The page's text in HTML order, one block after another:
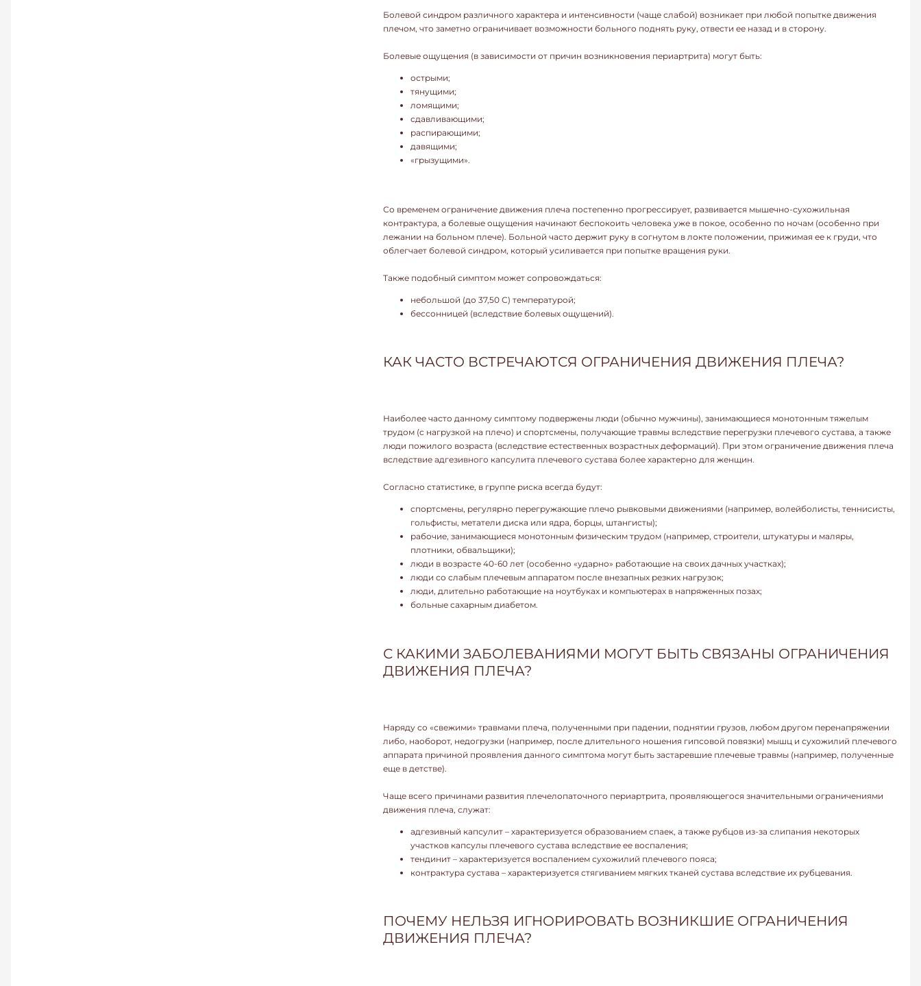
Болевой синдром различного характера и интенсивности (чаще слабой) возникает при любой попытке движения
плечом, что заметно ограничивает возможности больного поднять руку, отвести ее назад и в сторону.
Болевые ощущения (в зависимости от причин возникновения периартрита) могут быть:
острыми;
тянущими;
ломящими;
сдавливающими;
распирающими;
давящими;
«грызущими».
Со временем ограничение движения плеча постепенно прогрессирует, развивается мышечно-сухожильная
контрактура, а болевые ощущения начинают беспокоить человека уже в покое, особенно по ночам (особенно при
лежании на больном плече). Больной часто держит руку в согнутом в локте положении, прижимая ее к груди, что
облегчает болевой синдром, который усиливается при попытке вращения руки.
Также подобный симптом может сопровождаться:
небольшой (до 37,50 С) температурой;
бессонницей (вследствие болевых ощущений).
КАК ЧАСТО ВСТРЕЧАЮТСЯ ОГРАНИЧЕНИЯ ДВИЖЕНИЯ ПЛЕЧА?
Наиболее часто данному симптому подвержены люди (обычно мужчины), занимающиеся монотонным тяжелым
трудом (с нагрузкой на плечо) и спортсмены, получающие травмы вследствие перегрузки плечевого сустава, а также
люди пожилого возраста (вследствие естественных возрастных деформаций). При этом ограничение движения плеча
вследствие адгезивного капсулита плечевого сустава более характерно для женщин.
Согласно статистике, в группе риска всегда будут:
спортсмены, регулярно перегружающие плечо рывковыми движениями (например, волейболисты, теннисисты,
гольфисты, метатели диска или ядра, борцы, штангисты);
рабочие, занимающиеся монотонным физическим трудом (например, строители, штукатуры и маляры,
плотники, обвальщики);
люди в возрасте 40-60 лет (особенно «ударно» работающие на своих дачных участках);
люди со слабым плечевым аппаратом после внезапных резких нагрузок;
люди, длительно работающие на ноутбуках и компьютерах в напряженных позах;
больные сахарным диабетом.
С КАКИМИ ЗАБОЛЕВАНИЯМИ МОГУТ БЫТЬ СВЯЗАНЫ ОГРАНИЧЕНИЯ
ДВИЖЕНИЯ ПЛЕЧА?
Наряду со «свежими» травмами плеча, полученными при падении, поднятии грузов, любом другом перенапряжении
либо, наоборот, недогрузки (например, после длительного ношения гипсовой повязки) мышц и сухожилий плечевого
аппарата причиной проявления данного симптома могут быть застаревшие плечевые травмы (например, полученные
еще в детстве).
Чаще всего причинами развития плечелопаточного периартрита, проявляющегося значительными ограничениями
движения плеча, служат:
адгезивный капсулит – характеризуется образованием спаек, а также рубцов из-за слипания некоторых
участков капсулы плечевого сустава вследствие ее воспаления;
тендинит – характеризуется воспалением сухожилий плечевого пояса;
контрактура сустава – характеризуется стягиванием мягких тканей сустава вследствие их рубцевания.
ПОЧЕМУ НЕЛЬЗЯ ИГНОРИРОВАТЬ ВОЗНИКШИЕ ОГРАНИЧЕНИЯ
ДВИЖЕНИЯ ПЛЕЧА?